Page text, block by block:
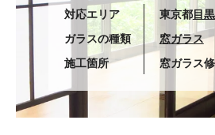
対応エリア 東京都目
ガラスの種類
窓ガラス
施工箇所
窓ガラス